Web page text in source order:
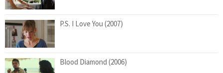
P.S. I Love You (2007)
Blood Diamond (2006)